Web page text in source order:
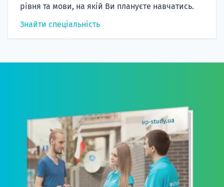
рівня та мови, на якій Ви плануєте навчатись.
Знайти спеціальність